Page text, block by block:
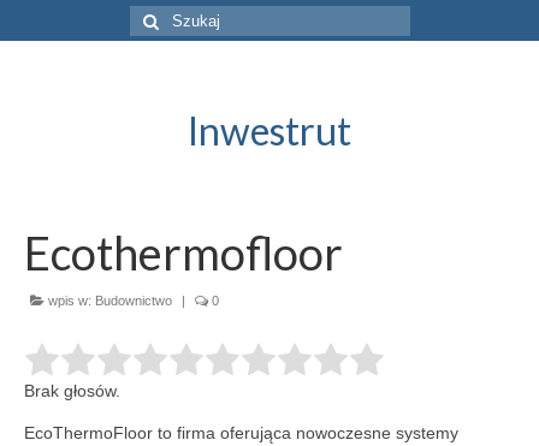
Szuklaj
w:
Inwestrut
Ecothermofloor
wpis w: Budownictwo | 0
Brak głosów.
EcoThermoFloor to firma oferująca nowoczesne systemy